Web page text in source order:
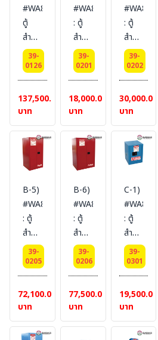
Ext
dimension
165x86x86
SYSBEL
(ไม่
สายดิน)
dimension
165x109x86
SYSBEL
(ไม่
รวม
dimension
SYSBEL
(ไม่
รวม
#WA810115
ตู้
สำหรับ
เก็บ
ของเหลว
ไวไฟ
Flammable
Cabinets
434
L 2
door
(manual)
Ext
dimension
165x150x86
SYSBEL
(ไม่
รวม
สายดิน)
39-
0126
137,500.00
บาท
#WA810040R
: ตู้
สำหรับ
เก็บ
ของเหลว
ไวไฟ
และ
ติดไฟ
ง่าย
Combustible
Cabinets
15 L
door
(manual)
Certification(CE)
Ext
dimension
56x43x43
SYSBEL
(ไม่
รวม
สายดิน)
39-
0201
18,000.00
บาท
: ตู้
สำหรับ
เก็บ
ของเหลว
ไวไฟ
และ
ติดไฟ
ง่าย
Cabinets
45 L
door
(manual)
Ext
dimension
89x59x46
SYSBEL
(ไม่
รวม
สายดิน)
39-
0202
30,000.00
บาท
B-5)
#WA810600R
: ตู้
สำหรับ
เก็บ
ของเหลว
ไวไฟ
และ
ติดไฟ
ง่าย
Combustible
39-
0205
72,100.00
บาท
B-6)
#WA810860R
: ตู้
สำหรับ
เก็บ
ของเหลว
ไวไฟ
และ
ติดไฟ
ง่าย
39-
0206
77,500.00
บาท
C-1)
: ตู้
สำหรับ
สาร
เคมี
ชนิด
สาร
กัดกร่อน
Corrosive
Cabinets
39-
0301
19,500.00
บาท